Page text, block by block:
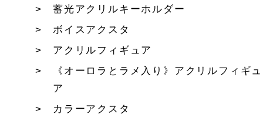
蓄光アクリルキーホルダー
ボイスアクスタ
アクリルフィギュア
《オーロラとラメ入り》アクリルフィギュ
ア
カラーアクスタ